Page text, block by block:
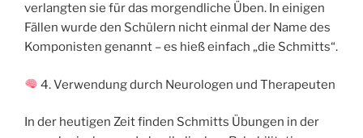
verlangten sie für das morgendliche Üben. In einigen
Fällen wurde den Schülern nicht einmal der Name des
Komponisten genannt – es hieß einfach „die Schmitts“.
4. Verwendung durch Neurologen und Therapeuten
In der heutigen Zeit finden Schmitts Übungen in der